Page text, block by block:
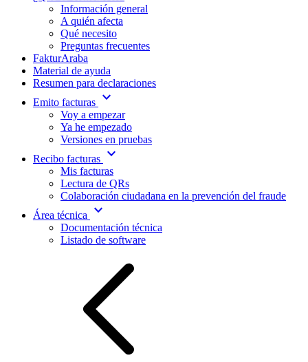
Información general
A quién afecta
Qué necesito
Preguntas frecuentes
FakturAraba
Material de ayuda
Resumen para declaraciones
Emito facturas expand_more
Voy a empezar
Ya he empezado
Versiones en pruebas
Recibo facturas expand_more
Mis facturas
Lectura de QRs
Colaboración ciudadana en la prevención del fraude
Área técnica
expand_more
Documentación técnica
Listado de software